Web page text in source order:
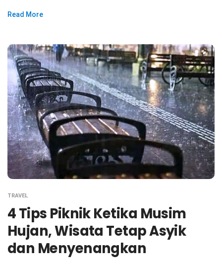
Read More
TRAVEL
4 Tips Piknik Ketika Musim
Hujan, Wisata Tetap Asyik
dan Menyenangkan